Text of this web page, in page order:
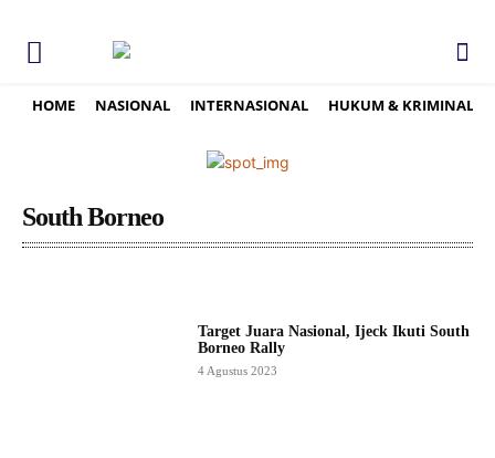
HOME NASIONAL INTERNASIONAL HUKUM & KRIMINAL
South Borneo
Target Juara Nasional, Ijeck Ikuti South
Borneo Rally
4 Agustus 2023